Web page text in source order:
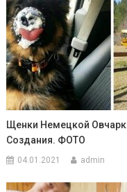
Щенки Немецкой
Создания. ФОТО
04.01.2021 admin